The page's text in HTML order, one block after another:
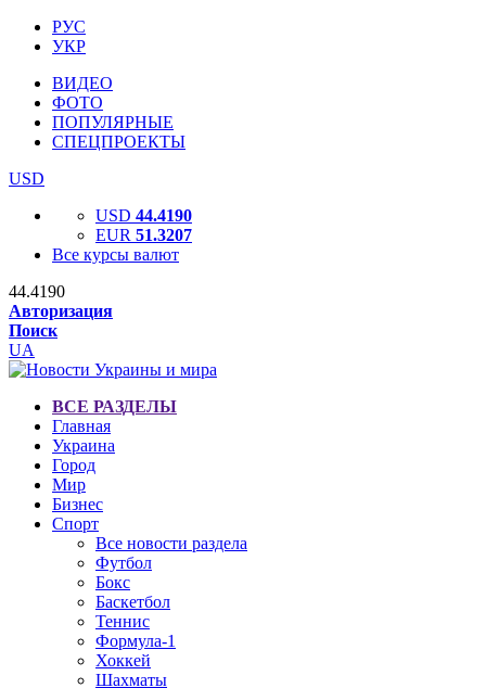
РУС
УКР
ВИДЕО
ФОТО
ПОПУЛЯРНЫЕ
СПЕЦПРОЕКТЫ
USD
USD 44.4190
EUR 51.3207
Все курсы валют
44.4190
Авторизация
Поиск
UA
ВСЕ РАЗДЕЛЫ
Главная
Украина
Город
Мир
Бизнес
Спорт
Все новости раздела
Футбол
Бокс
Баскетбол
Теннис
Формула-1
Хоккей
Шахматы